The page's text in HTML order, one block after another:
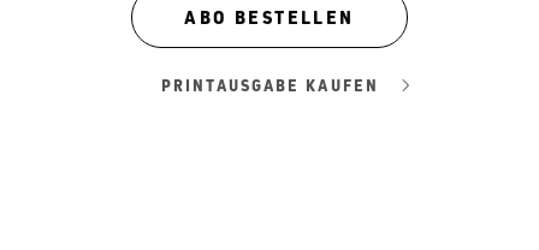
ABO BESTELLEN
PRINTAUSGABE KAUFEN